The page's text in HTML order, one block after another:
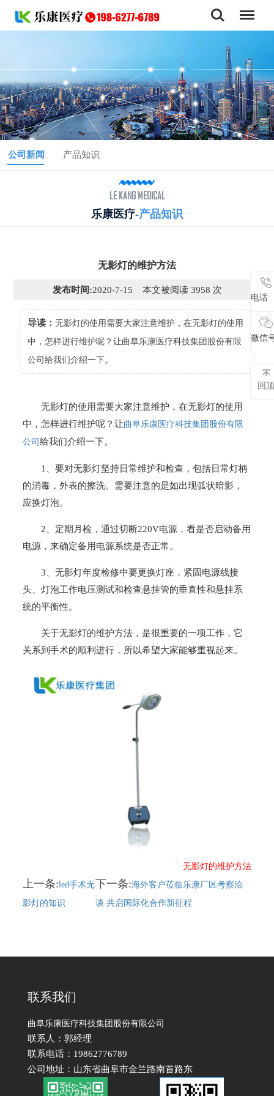
电话
微信
公司新闻 产品知识
LE KANG MEDICAL
乐康医疗-产品知识
无影灯的维护方法
发布时间:2020-7-15 本文被阅读 3958 次
导读：无影灯的使用需要大家注意维护，在无影灯的使用
中，怎样进行维护呢？让曲阜乐康医疗科技集团股份有限
公司给我们介绍一下。
无影灯的使用需要大家注意维护，在无影灯的使用
中，怎样进行维护呢？让曲阜乐康医疗科技集团股份有限
公司给我们介绍一下。
1、要对无影灯坚持日常维护和检查，包括日常灯柄
的消毒，外表的擦洗。需要注意的是如出现弧状暗影，
应换灯泡。
2、定期月检，通过切断220V电源，看是否启动备用
电源，来确定备用电源系统是否正常。
3、无影灯年度检修中要更换灯座，紧固电源线接
头、灯泡工作电压测试和检查悬挂管的垂直性和悬挂系
统的平衡性。
关于无影灯的维护方法，是很重要的一项工作，它
关系到手术的顺利进行，所以希望大家能够重视起来。
无影灯的维护方法
上一条:led手术无
影灯的知识
下一条:海外客户莅临乐康厂区考察洽
谈 共启国际化合作新征程
电话
微信
回顶
联系我们
曲阜乐康医疗科技集团股份有限公司
联系人：郭经理
联系电话：19862776789
公司地址：山东省曲阜市金兰路南首路东